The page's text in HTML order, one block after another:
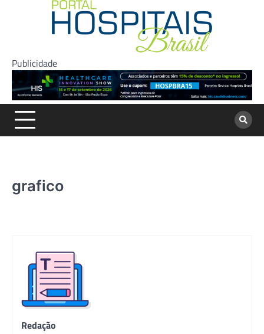
Publicidade
grafico
Redação